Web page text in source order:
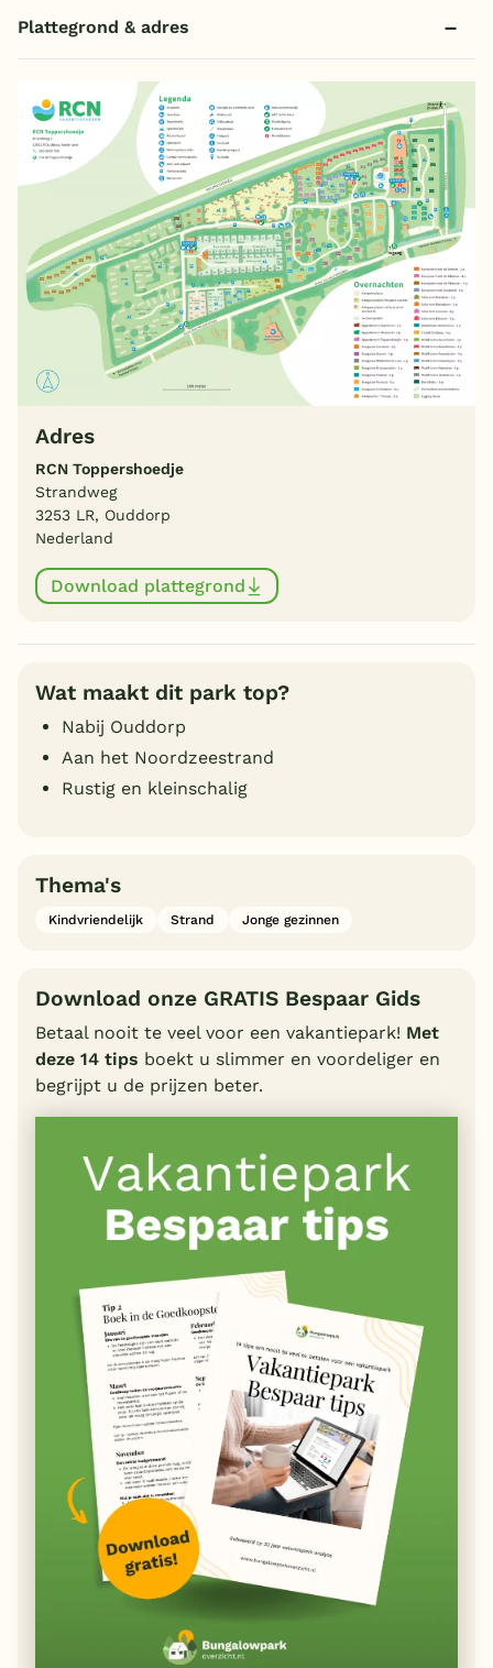
Plattegrond & adres
Adres
RCN Toppershoedje
Strandweg
3253 LR, Ouddorp
Nederland
Download plattegrond
Wat maakt dit park top?
Nabij Ouddorp
Aan het Noordzeestrand
Rustig en kleinschalig
Thema's
Kindvriendelijk Strand Jonge gezinnen
Download onze GRATIS Bespaar Gids
Betaal nooit te veel voor een vakantiepark! Met
deze 14 tips boekt u slimmer en voordeliger en
begrijpt u de prijzen beter.